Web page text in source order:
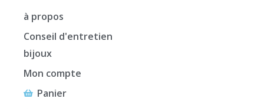
à propos
Conseil d'entretien
bijoux
Mon compte
Panier